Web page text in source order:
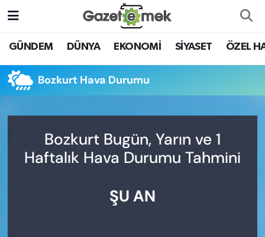
GÜNDEM DÜNYA EKONOMİ SİYASET ÖZEL
Bozkurt Hava Durumu
Bozkurt Bugün, Yarın ve 1
Haftalık Hava Durumu Tahmini
ŞU AN
DÜNYA
EKONOMİ
YENİ MEDYADA EMEK
GAZETECİLİĞİNİ GELİŞTİRMEK
Nöbetçi Eczaneler
Hava Durumu
Trafik Durumu
Süper Lig Puan Durumu ve Fikstür